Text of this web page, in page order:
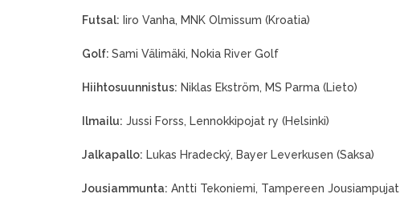
Futsal: Iiro Vanha, MNK Olmissum (Kroatia)
Golf: Sami Välimäki, Nokia River Golf
Hiihtosuunnistus: Niklas Ekström, MS Parma (Lieto)
Ilmailu: Jussi Forss, Lennokkipojat ry (Helsinki)
Jalkapallo: Lukas Hradecký, Bayer Leverkusen (Saksa)
Jousiammunta: Antti Tekoniemi, Tampereen Jousiampujat